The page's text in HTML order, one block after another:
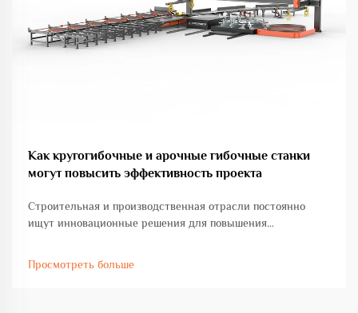
Как кругогибочные и арочные гибочные станки
могут повысить эффективность проекта
Строительная и производственная отрасли постоянно
ищут инновационные решения для повышения
представляет собой трансформационное достижение в
Просмотреть больше